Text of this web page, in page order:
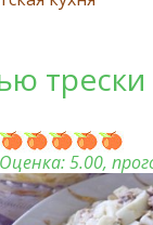
Оценка:5.00,